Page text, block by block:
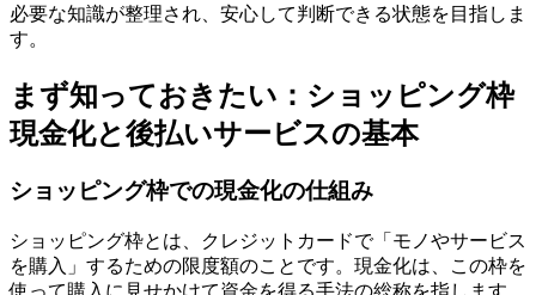
必要な知識が整理され、安心して判断できる状態を目指しま
す。
まず知っておきたい：ショッピング枠
現金化と後払いサービスの基本
ショッピング枠での現金化の仕組み
ショッピング枠とは、クレジットカードで「モノやサービス
を購入」するための限度額のことです。現金化は、この枠を